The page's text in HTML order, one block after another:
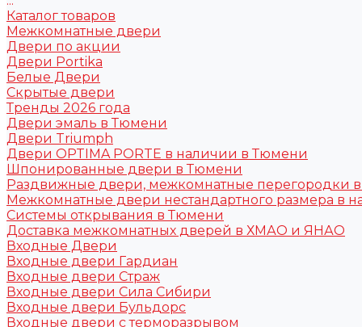
Каталог товаров
Межкомнатные двери
Двери по акции
Двери Portika
Белые Двери
Скрытые двери
Тренды 2026 года
Двери эмаль в Тюмени
Двери Triumph
Двери OPTIMA PORTE в наличии в Тюмени
Шпонированные двери в Тюмени
Раздвижные двери, межкомнатные перегородки
Межкомнатные двери нестандартного размера в
Системы открывания в Тюмени
Доставка межкомнатных дверей в ХМАО и ЯНАО
Входные Двери
Входные двери Гардиан
Входные двери Страж
Входные двери Сила Сибири
Входные двери Бульдорс
Входные двери с терморазрывом